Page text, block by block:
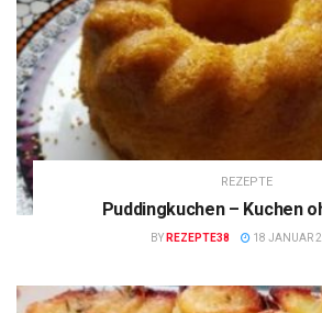
REZEPTE
Puddingkuchen – Kuchen
BY REZEPTE38 18 JANUAR